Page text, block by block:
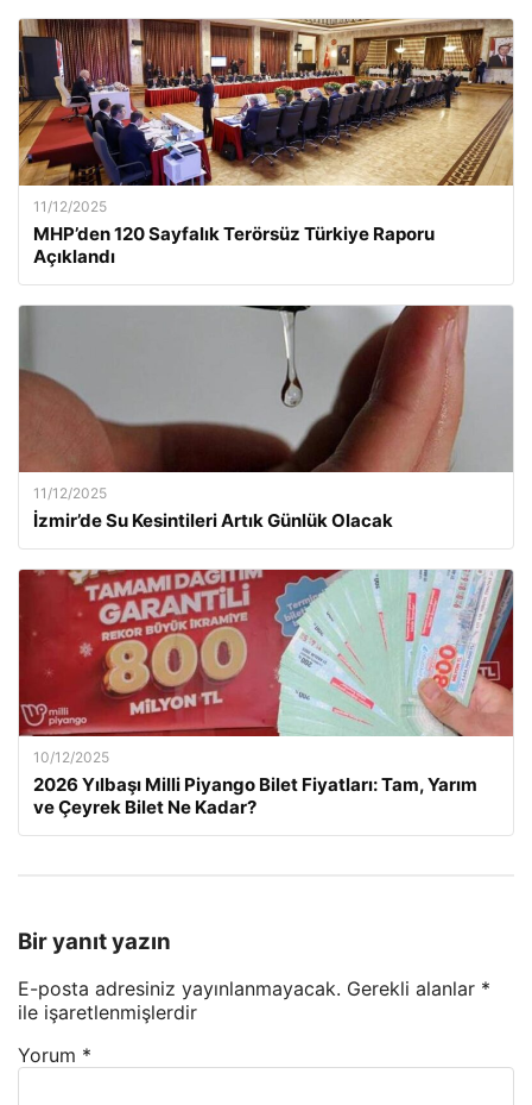
11/12/2025
MHP’den 120 Sayfalık Terörsüz Türkiye Raporu
Açıklandı
11/12/2025
İzmir’de Su Kesintileri Artık Günlük Olacak
10/12/2025
2026 Yılbaşı Milli Piyango Bilet Fiyatları: Tam, Yarım
ve Çeyrek Bilet Ne Kadar?
Bir yanıt yazın
E-posta adresiniz yayınlanmayacak. Gerekli alanlar *
ile işaretlenmişlerdir
Yorum *